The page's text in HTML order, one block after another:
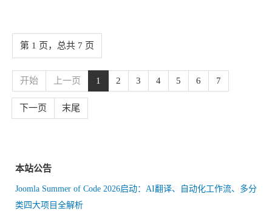
第 1 页，总共 7 页
开始 上一页 1 2 3 4 5 6 7
下一页 末尾
本站公告
Joomla Summer of Code 2026启动：AI翻译、自动化工作流、多分
类四大项目全解析